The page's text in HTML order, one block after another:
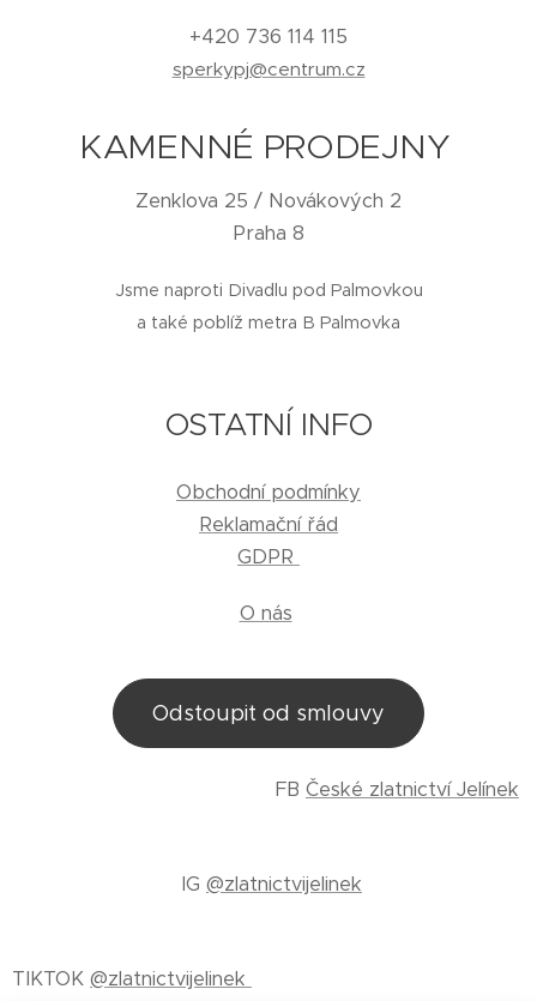
+420 736 114 115
sperkypj@centrum.cz
KAMENNÉ PRODEJNY
Zenklova 25 / Novákových 2
Praha 8
Jsme naproti Divadlu pod Palmovkou
a také poblíž metra B Palmovka
OSTATNÍ INFO
Obchodní podmínky
Reklamační řád
GDPR
O nás
Odstoupit od smlouvy
FB České zlatnictví Jelínek
IG @zlatnictvijelinek
TIKTOK @zlatnictvijelinek